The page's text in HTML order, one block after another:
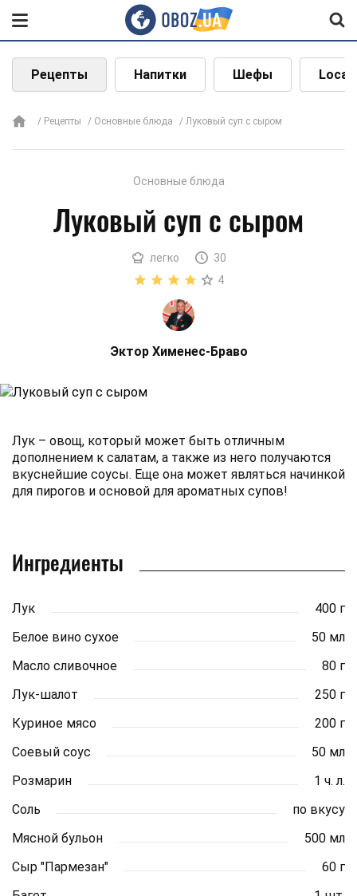
Рецепты Напитки Шефы Local
Рецепты Основные блюда Луковый суп с сыром
Основные блюда
Луковый суп с сыром
легко
30
4
Эктор Хименес-Браво
Лук – овощ, который может быть отличным
дополнением к салатам, а также из него получаются
вкуснейшие соусы. Еще она может являться начинкой
для пирогов и основой для ароматных супов!
Ингредиенты
Лук
400 г
Белое вино сухое
50 мл
Масло сливочное
80 г
Лук-шалот
250 г
Куриное мясо
200 г
Соевый соус
50 мл
Розмарин
1 ч. л.
Соль
по вкусу
Мясной бульон
500 мл
Сыр "Пармезан"
60 г